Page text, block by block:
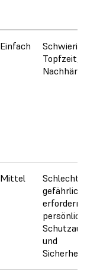
Einfach
Schwierig
Topfzeit,
Nachhärtung)
Mittel
Schlecht
gefährlicher
erfordern
persönliche
und